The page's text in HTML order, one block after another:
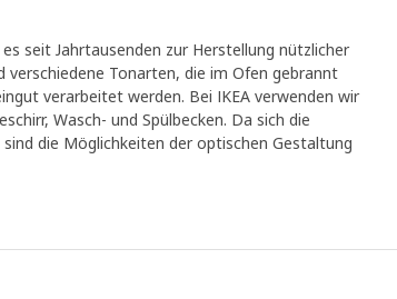
seit Jahrtausenden zur Herstellung nützlicher
Tonarten, die im Ofen gebrannt
verarbeitet werden. Bei IKEA verwenden wir
Wasch- und Spülbecken. Da sich die
die Möglichkeiten der optischen Gestaltung